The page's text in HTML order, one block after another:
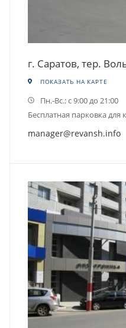
г. Саратов, тер.
ПОКАЗАТЬ НА КАРТЕ
Пн.-Вс.: с 9:00 до 21:00
Бесплатная парковка для
manager@revansh.info